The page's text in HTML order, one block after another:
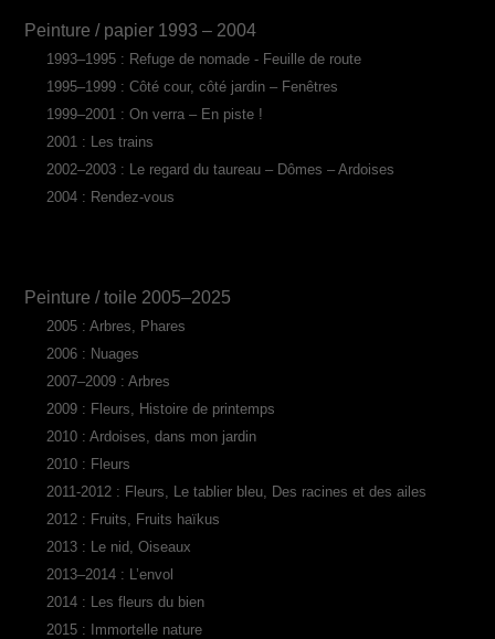
Peinture / papier 1993 – 2004
1993–1995 : Refuge de nomade - Feuille de route
1995–1999 : Côté cour, côté jardin – Fenêtres
1999–2001 : On verra – En piste !
2001 : Les trains
2002–2003 : Le regard du taureau – Dômes – Ardoises
2004 : Rendez-vous
Peinture / toile 2005–2025
2005 : Arbres, Phares
2006 : Nuages
2007–2009 : Arbres
2009 : Fleurs, Histoire de printemps
2010 : Ardoises, dans mon jardin
2010 : Fleurs
2011-2012 : Fleurs, Le tablier bleu, Des racines et des ailes
2012 : Fruits, Fruits haïkus
2013 : Le nid, Oiseaux
2013–2014 : L’envol
2014 : Les fleurs du bien
2015 : Immortelle nature